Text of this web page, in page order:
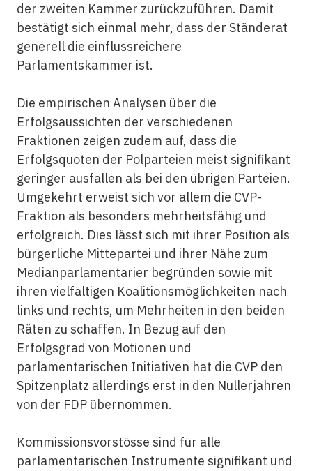
der zweiten Kammer zurückzuführen. Damit
bestätigt sich einmal mehr, dass der Ständerat
generell die einflussreichere
Parlamentskammer ist.
Die empirischen Analysen über die
Erfolgsaussichten der verschiedenen
Fraktionen zeigen zudem auf, dass die
Erfolgsquoten der Polparteien meist signifikant
geringer ausfallen als bei den übrigen Parteien.
Umgekehrt erweist sich vor allem die CVP-
Fraktion als besonders mehrheitsfähig und
erfolgreich. Dies lässt sich mit ihrer Position als
bürgerliche Mittepartei und ihrer Nähe zum
Medianparlamentarier begründen sowie mit
ihren vielfältigen Koalitionsmöglichkeiten nach
links und rechts, um Mehrheiten in den beiden
Räten zu schaffen. In Bezug auf den
Erfolgsgrad von Motionen und
parlamentarischen Initiativen hat die CVP den
Spitzenplatz allerdings erst in den Nullerjahren
von der FDP übernommen.
Kommissionsvorstösse sind für alle
parlamentarischen Instrumente signifikant und